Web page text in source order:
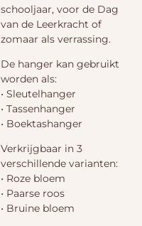
schooljaar, voor de Dag
van de Leerkracht of
zomaar als verrassing.
De hanger kan gebruikt
worden als:
• Sleutelhanger
• Tassenhanger
• Boektashanger
Verkrijgbaar in 3
verschillende varianten:
• Roze bloem
• Paarse roos
• Bruine bloem